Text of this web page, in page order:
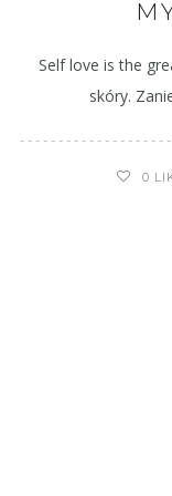
Self love is the
skóry.
0